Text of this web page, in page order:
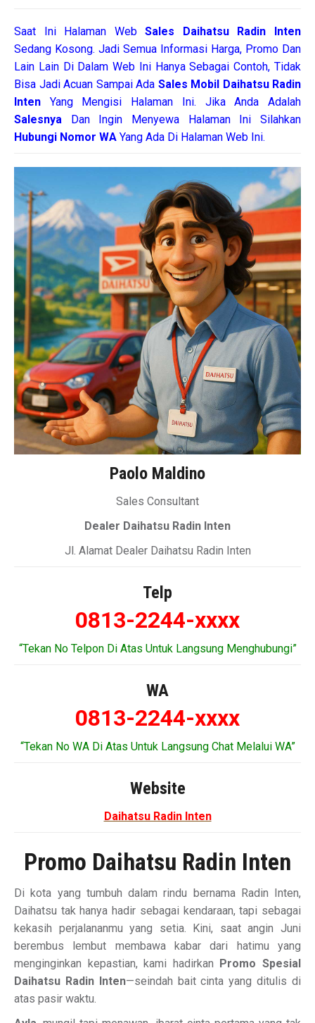
Saat Ini Halaman WebSales
Daihatsu Radin Inten
Sedang Kosong. Jadi Semua Informasi Harga, Promo Dan
Lain Lain Di Dalam Web Ini Hanya Sebagai Contoh, Tidak
Bisa Jadi Acuan Sampai Ada Sales Mobil Daihatsu Radin
Inten Yang Mengisi Halaman Ini. Jika Anda Adalah
Salesnya Dan Ingin Menyewa Halaman Ini Silahkan
Hubungi Nomor WA Yang Ada Di Halaman Web Ini.
Paolo Maldino
Sales Consultant
Dealer Daihatsu Radin Inten
Jl. Alamat Dealer Daihatsu Radin Inten
Telp
0813-2244-xxxx
“Tekan No Telpon Di Atas Untuk Langsung Menghubungi”
WA
0813-2244-xxxx
“Tekan No WA Di Atas Untuk Langsung Chat Melalui WA”
Website
Daihatsu Radin Inten
Promo Daihatsu Radin Inten
Di kota yang tumbuh dalam rindu bernama Radin Inten,
Daihatsu tak hanya hadir sebagai kendaraan, tapi sebagai
kekasih perjalananmu yang setia. Kini, saat angin Juni
berembus lembut membawa kabar dari hatimu yang
menginginkan kepastian, kami hadirkan Promo Spesial
Daihatsu Radin Inten—seindah bait cinta yang ditulis di
atas pasir waktu.